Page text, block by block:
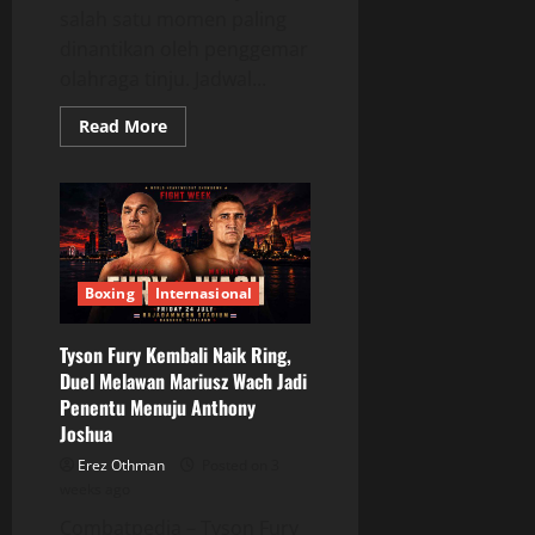
Read MoreRead
more
Tinju
24–
26
Juli
2026
Dipenuhi
Duel
Bergengsi
Boxing Internasional
Tyson Fury Kembali Naik Ring,
Duel Melawan Mariusz Wach Jadi
Penentu Menuju Anthony
Joshua
Erez Othman